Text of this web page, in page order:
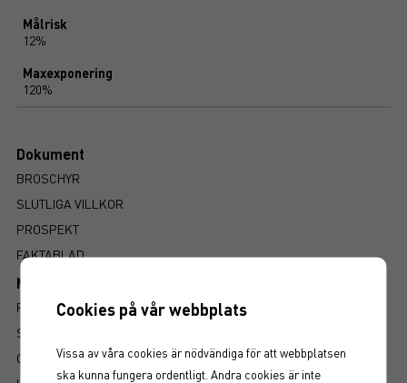
Målrisk
12%
Maxexponering
120%
Dokument
BROSCHYR
SLUTLIGA VILLKOR
PROSPEKT
FAKTABLAD
Mer information om produkten
RISK
SÅ LÄSER DU FAKTABLADET
GRUNDPROSPEKT
Cookies på vår webbplats
Vissa av våra cookies är nödvändiga för att webbplatsen
ska kunna fungera ordentligt. Andra cookies är inte